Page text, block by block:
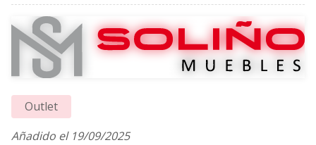
Outlet
Añadido el 19/09/2025